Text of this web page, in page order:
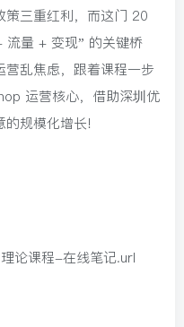
策三重红利，而这门 20
流量 + 变现” 的关键桥
乱焦虑，跟着课程一步
运营核心，借助深圳优
的规模化增长!
论课程-在线笔记.url